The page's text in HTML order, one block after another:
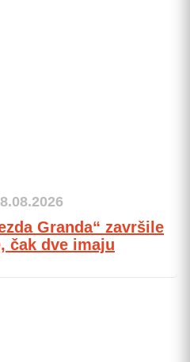
Granda“ završile
čak dve imaju